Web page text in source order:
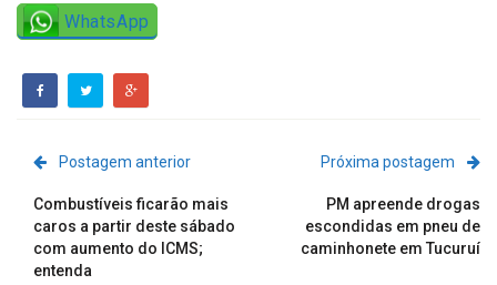
WhatsApp
Postagem anterior
Combustíveis ficarão mais
caros a partir deste sábado
com aumento do ICMS;
entenda
Próxima postagem
PM apreende drogas
escondidas em pneu de
caminhonete em Tucuruí